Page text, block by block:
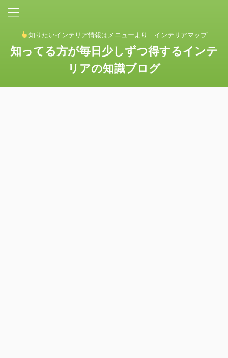
知りたいインテリア情報はメニューより インテリアマップ
知ってる方が毎日少しずつ得するインテ
リアの知識ブログ